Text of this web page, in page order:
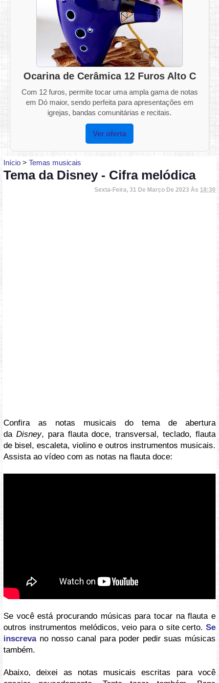
Ocarina de Cerâmica 12 Furos Alto C
Com 12 furos, permite tocar uma ampla gama de notas
em Dó maior, sendo perfeita para apresentações em
igrejas, bandas comunitárias e recitais.
Ver oferta
Início > Temas musicais
Tema da Disney - Cifra melódica
Sexta-Feira, 31 De Março De 2023 Às 18:30
Confira as notas musicais do tema de abertura
da Disney, para flauta doce, transversal, teclado, flauta
de bisel, escaleta, violino e outros instrumentos musicais.
Assista ao vídeo com as notas na flauta doce:
Se você está procurando músicas para tocar na flauta e
outros instrumentos melódicos, veio para o site certo. Se
inscrevano nosso canal para poder pedir suas músicas
também.
Abaixo, deixei as notas musicais escritas para você